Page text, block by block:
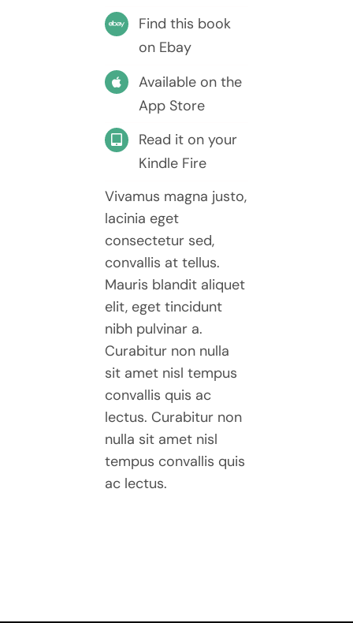
Find this book
on Ebay
Available on the
App Store
Read it on your
Kindle Fire
Vivamus magna justo,
lacinia eget
consectetur sed,
convallis at tellus.
Mauris blandit aliquet
elit, eget tincidunt
nibh pulvinar a.
Curabitur non nulla
sit amet nisl tempus
convallis quis ac
lectus. Curabitur non
nulla sit amet nisl
tempus convallis quis
ac lectus.